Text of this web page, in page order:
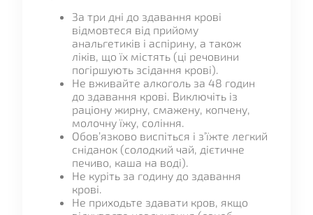
За три дні до здавання крові
відмовтеся від прийому
анальгетиків і аспірину, а також
ліків, що їх містять (ці речовини
погіршують зсідання крові).
Не вживайте алкоголь за 48 годин
до здавання крові. Виключіть із
раціону жирну, смажену, копчену,
молочну їжу, соління.
Обов’язково виспіться і з’їжте легкий
сніданок (солодкий чай, дієтичне
печиво, каша на воді).
Не куріть за годину до здавання
крові.
Не приходьте здавати кров, якщо